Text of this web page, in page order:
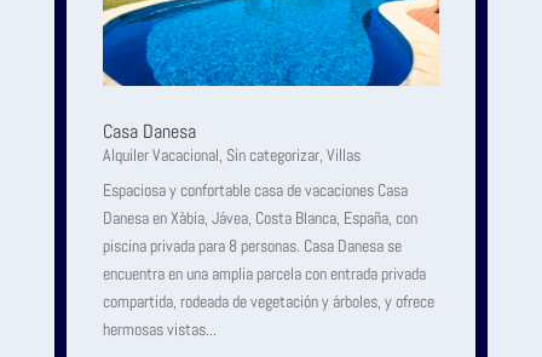
Casa Danesa
Alquiler Vacacional, Sin categorizar, Villas
Espaciosa y confortable casa de vacaciones Casa
Danesa en Xàbia, Jávea, Costa Blanca, España, con
piscina privada para 8 personas. Casa Danesa se
encuentra en una amplia parcela con entrada privada
compartida, rodeada de vegetación y árboles, y ofrece
hermosas vistas...